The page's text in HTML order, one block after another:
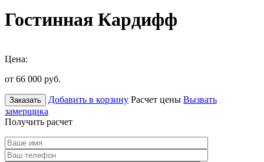
Гостинная Кардифф
Цена:
от 66 000 руб.
Заказать Добавить в корзину Расчет цены Вызвать
замерщика
Получить расчет